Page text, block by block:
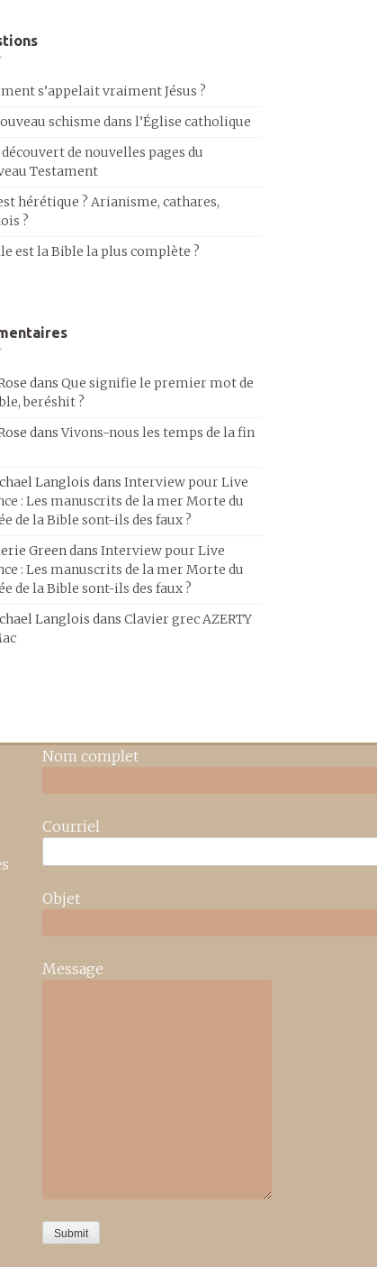
s’appelait vraiment Jésus ?
schisme dans l’Église catholique
découvert de nouvelles pages du
Testament
hérétique ? Arianisme, cathares,
?
est la Bible la plus complète ?
dans Que signifie le premier mot de
beréshit ?
dansVivons-nous les temps de la fin
Langlois dans Interview pour Live
: Les manuscrits de la mer Morte du
de la Bible sont-ils des faux ?
Greendans Interview pour Live
: Les manuscrits de la mer Morte du
de la Bible sont-ils des faux ?
Langlois dans Clavier grec AZERTY
Nom complet
Courriel
Objet
Message